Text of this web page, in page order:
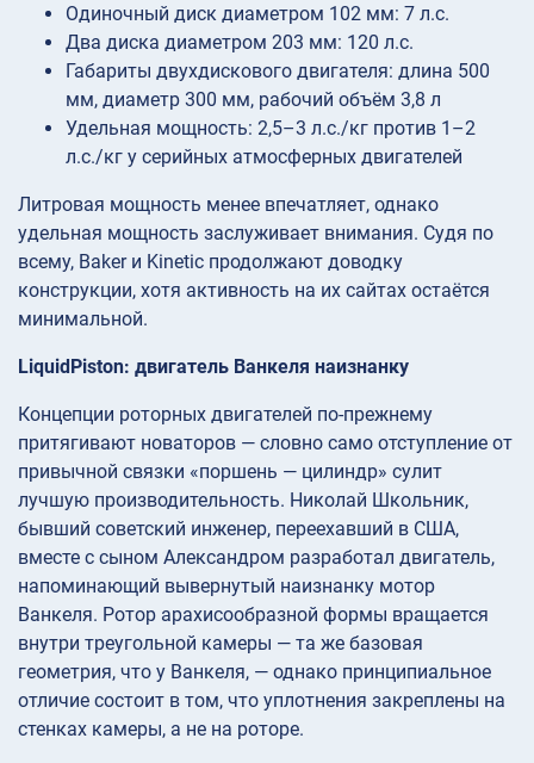
Одиночный диск диаметром 102 мм: 7 л.с.
Два диска диаметром 203 мм: 120 л.с.
Габариты двухдискового двигателя: длина 500
мм, диаметр 300 мм, рабочий объём 3,8 л
Удельная мощность: 2,5–3 л.с./кг против 1–2
л.с./кг у серийных атмосферных двигателей
Литровая мощность менее впечатляет, однако
удельная мощность заслуживает внимания. Судя по
всему, Baker и Kinetic продолжают доводку
конструкции, хотя активность на их сайтах остаётся
минимальной.
LiquidPiston: двигатель Ванкеля наизнанку
Концепции роторных двигателей по-прежнему
притягивают новаторов — словно само отступление от
привычной связки «поршень — цилиндр» сулит
лучшую производительность. Николай Школьник,
бывший советский инженер, переехавший в США,
вместе с сыном Александром разработал двигатель,
напоминающий вывернутый наизнанку мотор
Ванкеля. Ротор арахисообразной формы вращается
внутри треугольной камеры — та же базовая
геометрия, что у Ванкеля, — однако принципиальное
отличие состоит в том, что уплотнения закреплены на
стенках камеры, а не на роторе.